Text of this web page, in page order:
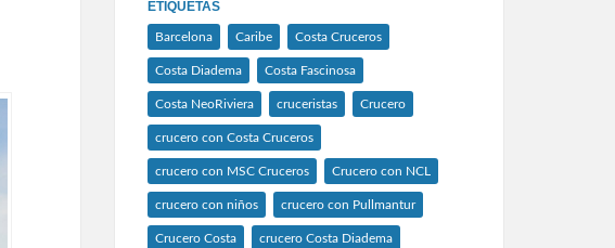
ETIQUETAS
Barcelona Caribe Costa Cruceros
Costa Diadema Costa Fascinosa
Costa NeoRiviera cruceristas Crucero
crucero con Costa Cruceros
crucero con MSC Cruceros Crucero con NCL
crucero con niños crucero con Pullmantur
Crucero Costa crucero Costa Diadema